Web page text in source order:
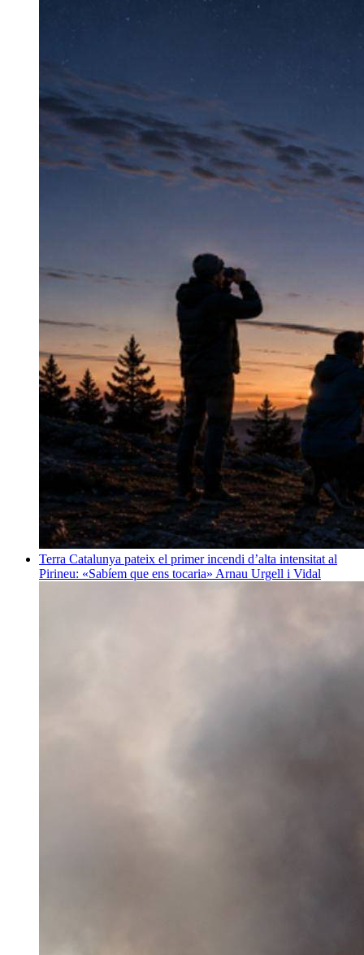
Terra Catalunya pateix el primer incendi d’alta intensitat al
Pirineu: «Sabíem que ens tocaria» Arnau Urgell i Vidal